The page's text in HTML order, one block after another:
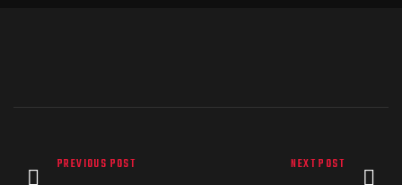
PREVIOUS POST NEXT POST